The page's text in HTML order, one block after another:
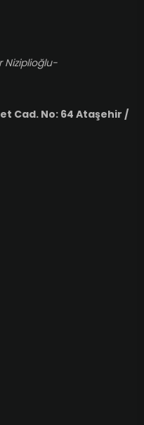
Niziplioğlu-
Cad. No: 64 Ataşehir /